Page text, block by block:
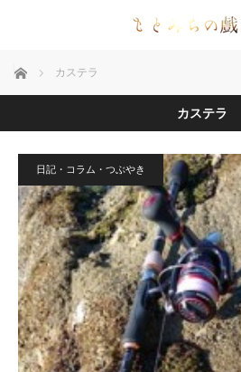
ホーム カステラ
カステラ
日記・コラム・つぶやき